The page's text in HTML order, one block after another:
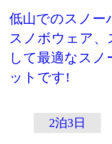
す。あまり動か
の防寒には別の
ケットやダウ
向いています。
低山でのスノー
スノボウェア
して最適なス
ットです!
材スーパー ド
用し、さまざ
2泊3日